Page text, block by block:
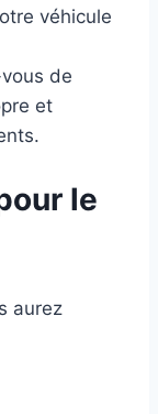
véhicule
de
et
le
aurez